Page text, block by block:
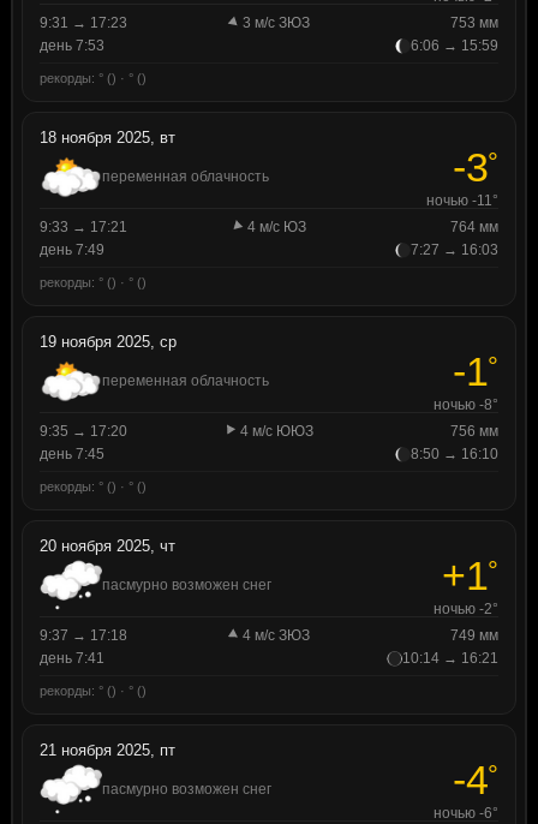
9:31 → 17:23
3 м/с ЗЮЗ
753 мм
день 7:53
6:06 → 15:59
рекорды: ° () · ° ()
18 ноября 2025, вт
переменная облачность -3°
ночью -11°
9:33 → 17:21
4 м/с ЮЗ
764 мм
день 7:49
7:27 → 16:03
рекорды: ° () · ° ()
19 ноября 2025, ср
переменная облачность -1°
ночью -8°
9:35 → 17:20
4 м/с ЮЮЗ
756 мм
день 7:45
8:50 → 16:10
рекорды: ° () · ° ()
20 ноября 2025, чт
пасмурно возможен снег +1°
ночью -2°
9:37 → 17:18
4 м/с ЗЮЗ
749 мм
день 7:41
10:14 → 16:21
рекорды: ° () · ° ()
21 ноября 2025, пт
пасмурно возможен снег -4°
ночью -6°